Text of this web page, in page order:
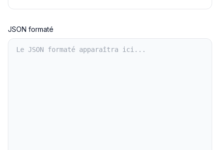
JSON formaté